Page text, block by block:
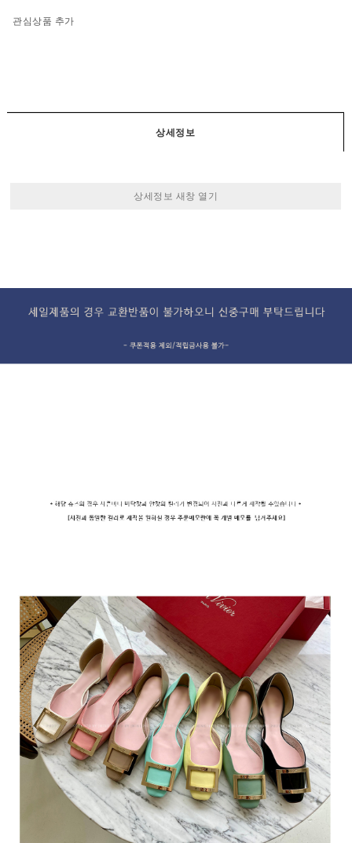
관심상품 추가
상세정보
상세정보 새창 열기